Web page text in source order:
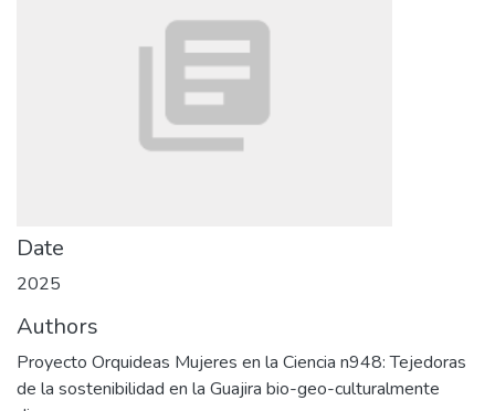
Date
2025
Authors
Proyecto Orquideas Mujeres en la Ciencia n948: Tejedoras
de la sostenibilidad en la Guajira bio-geo-culturalmente